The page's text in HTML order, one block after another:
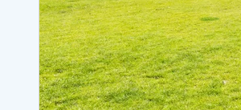
Sommerhuse i Bork Havn
Sommerhuse i Fjand
Sommerhuse på Fanø
Sommerhuse i Grærup Strand
Sommerhuse i Haurvig